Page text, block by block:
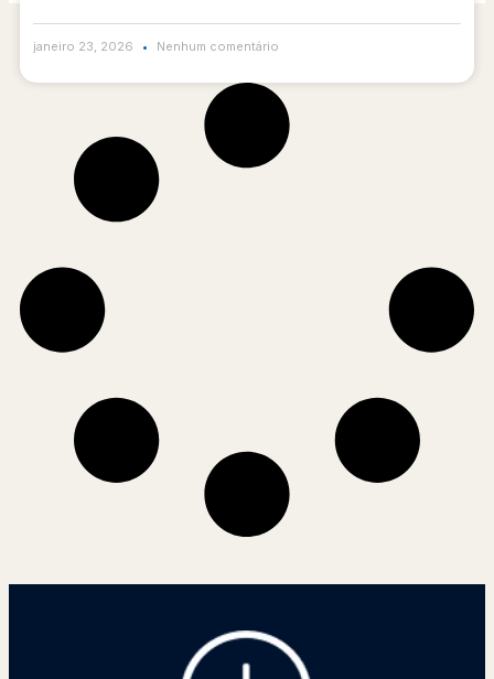
janeiro 23, 2026 Nenhum comentário